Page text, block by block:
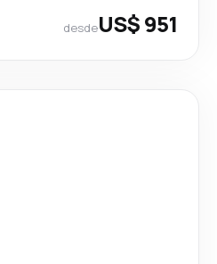
desdeUS$ 951